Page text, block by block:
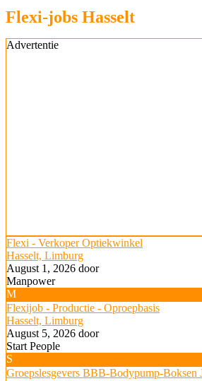
Flexi-jobs Hasselt
Advertentie
Flexi - Verkoper Optiekwinkel
Hasselt, Limburg
August 1, 2026 door
Manpower
M
Flexijob - Productie - Oproepbasis
Hasselt, Limburg
August 5, 2026 door
Start People
S
Groepslesgevers BBB-Bodypump-Boksen